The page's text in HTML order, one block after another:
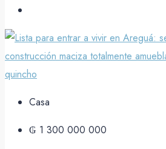
Casa
₲ 1 300 000 000